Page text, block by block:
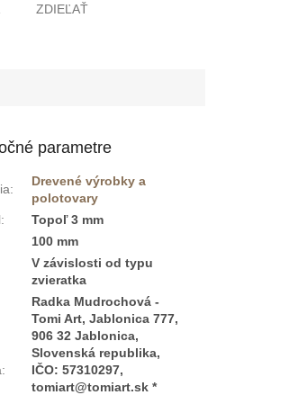
ZDIEĽAŤ
parametre
:
Drevené výrobky a
polotovary
:
Topoľ 3 mm
100 mm
V závislosti od typu
zvieratka
:
Radka Mudrochová -
Tomi Art, Jablonica 777,
906 32 Jablonica,
Slovenská republika,
IČO: 57310297,
tomiart@tomiart.sk *